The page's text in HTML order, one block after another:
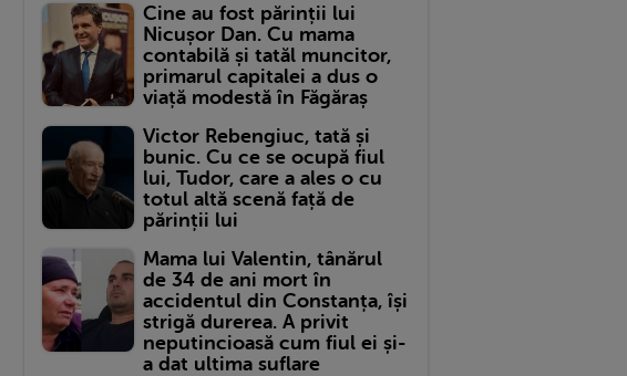
Cine au fost părinții lui
Nicușor Dan. Cu mama
contabilă și tatăl muncitor,
primarul capitalei a dus o
viață modestă în Făgăraș
Victor Rebengiuc, tată și
bunic. Cu ce se ocupă fiul
lui, Tudor, care a ales o cu
totul altă scenă față de
părinții lui
Mama lui Valentin, tânărul
de 34 de ani mort în
accidentul din Constanța, își
strigă durerea. A privit
neputincioasă cum fiul ei și-
a dat ultima suflare